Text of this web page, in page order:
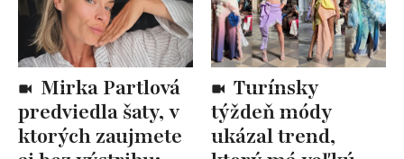
predviedla šaty, v
ktorých zaujmete
týždeň módy
ukázal trend,